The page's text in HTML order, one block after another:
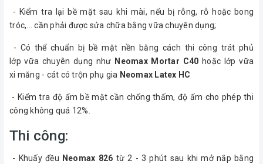
- Kiểm tra lại bề mặt sau khi mài, nếu bị rỗng, rỗ hoặc bong
tróc,... cần phải được sửa chữa bằng vữa chuyên dụng;
- Có thể chuẩn bị bề mặt nền bằng cách thi công trát phủ
lớp vữa chuyên dụng như Neomax Mortar C40 hoặc lớp vữa
xi măng - cát có trộn phụ gia Neomax Latex HC
- Kiểm tra độ ẩm bề mặt cần chống thấm, độ ẩm cho phép thi
công không quá 12%.
Thi công:
- Khuấy đều Neomax 826 từ 2 - 3 phút sau khi mở nắp bằng